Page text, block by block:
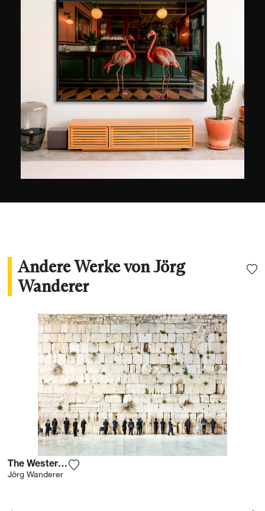
Nachbearbeitung entwickelte sich Ende der
neunziger Jahre. Mit einer digitalen SLR
bewaffnet, begann er, seine Bilder in sozialen
Netzwerken zu veröffentlichen. Diese wurden
später in verschiedenen deutschen Magazinen
(Foto Praxis, Focus oder ELLE City)
veröffentlicht. Jörg Wanderers Lieblingsthemen
sind Stadtlandschaften, Straßenszenen,
Architektur und die Energie des Lichts. Als
begeisterter Weltenbummler produziert er
hauptsächlich Aufnahmen mit
Andere Werke von Jörg
Wanderer
The Western Wall I
Jörg Wanderer